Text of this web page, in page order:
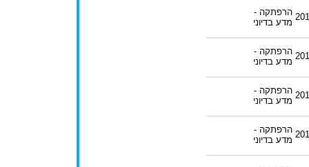
הרפתקה -
מדע בדיוני
הרפתקה -
מדע בדיוני
הרפתקה -
מדע בדיוני
הרפתקה -
מדע בדיוני